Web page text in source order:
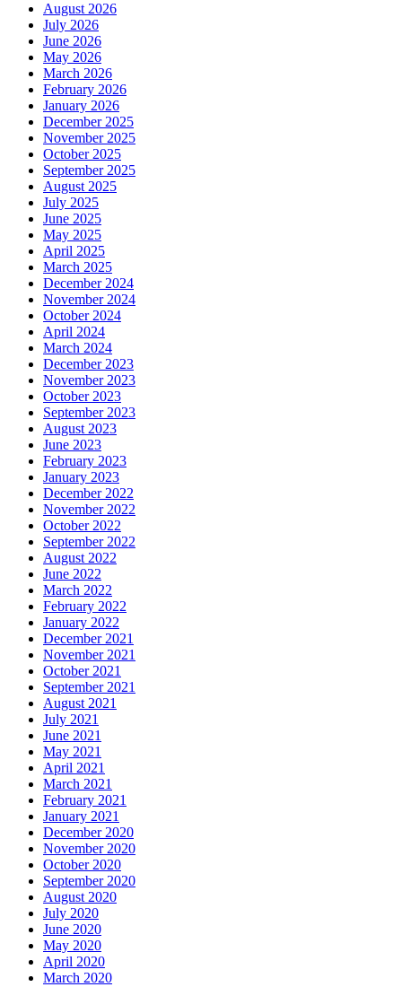
August 2026
July 2026
June 2026
May 2026
March 2026
February 2026
January 2026
December 2025
November 2025
October 2025
September 2025
August 2025
July 2025
June 2025
May 2025
April 2025
March 2025
December 2024
November 2024
October 2024
April 2024
March 2024
December 2023
November 2023
October 2023
September 2023
August 2023
June 2023
February 2023
January 2023
December 2022
November 2022
October 2022
September 2022
August 2022
June 2022
March 2022
February 2022
January 2022
December 2021
November 2021
October 2021
September 2021
August 2021
July 2021
June 2021
May 2021
April 2021
March 2021
February 2021
January 2021
December 2020
November 2020
October 2020
September 2020
August 2020
July 2020
June 2020
May 2020
April 2020
March 2020